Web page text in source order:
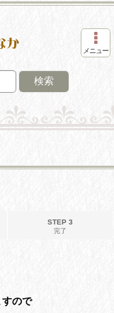
メニュー
検索
STEP 3
完了
ので